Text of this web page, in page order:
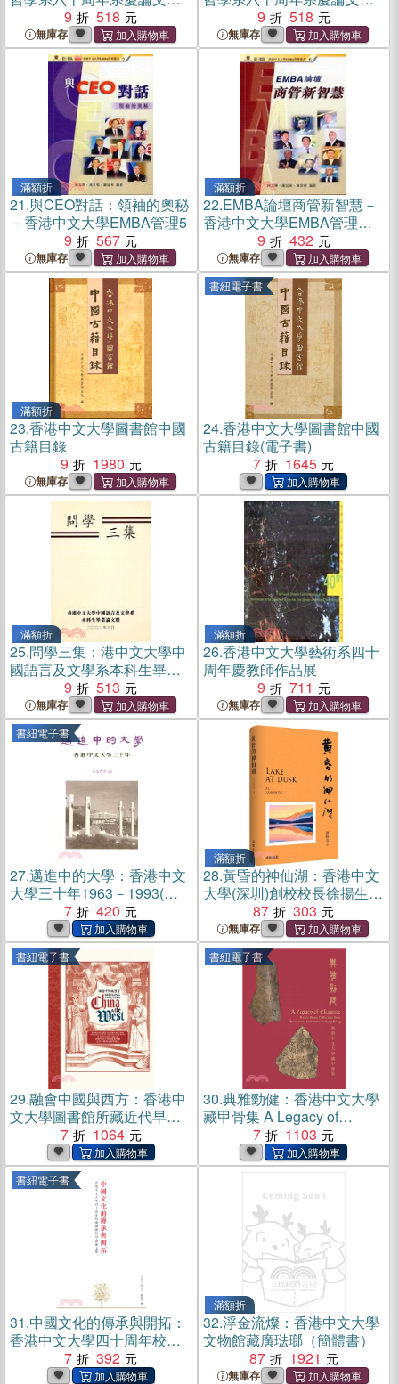
集．同寅卷
9 518
無庫存
集．校友卷
9 518
無庫存
滿額折
21.與CEO對話：領袖的奧秘
－香港中文大學EMBA管理5
9
567
無庫存
滿額折
22.EMBA論壇商管新智慧－
香港中文大學EMBA管理叢
9 432
無庫存
滿額折
23.香港中文大學圖書館中國
古籍目錄
9
1980
無庫存
書紐電子書
24.香港中文大學圖書館中國
古籍目錄(電子書)
7
1645
滿額折
25.問學三集：港中文大學中
國語言及文學系本科生畢業
9 513
無庫存
滿額折
26.香港中文大學藝術系四十
周年慶教師作品展
9
711
無庫存
書紐電子書
27.邁進中的大學：香港中文
大學三十年1963－1993(電
7 420
滿額折
28.黃昏的神仙湖：香港中文
大學(深圳)創校校長徐揚生繼
《擺渡人》之後的又一全新
散文集（簡體書）
87 303
無庫存
書紐電子書
29.融會中國與西方：香港中
文大學圖書館所藏近代早期
西方漢學要籍(電子書)
7 1064
書紐電子書
30.典雅勁健：香港中文大學
藏甲骨集 A Legacy of
Elegance: Oracle Bones
Collection from The Chinese
University of Hong Kong(電
7 1103
書紐電子書
31.中國文化的傳承與開拓：
香港中文大學四十周年校慶
國際硏討會論文集(電子書)
7 392
滿額折
32.浮金流燦：香港中文大學
文物館藏廣琺瑯（簡體書）
87
1921
無庫存